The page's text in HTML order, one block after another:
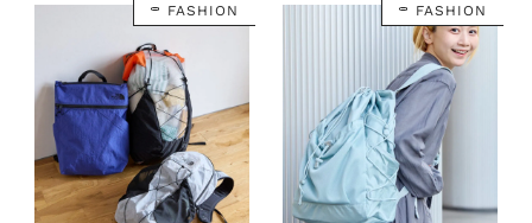
FASHION FASHION